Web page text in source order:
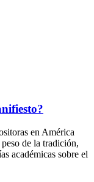
en América
de la tradición,
académicas sobre el